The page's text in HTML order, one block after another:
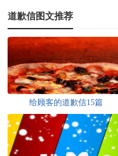
道歉信图文推荐
给顾客的道歉信15篇